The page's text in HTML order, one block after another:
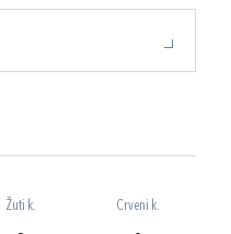
Žuti k. Crveni k.